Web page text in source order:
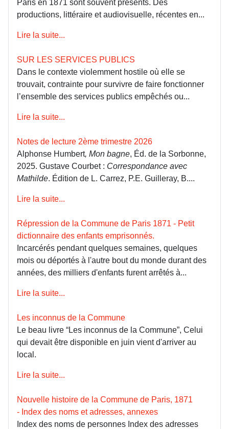
Paris en 1871 sont souvent présents. Des
productions, littéraire et audiovisuelle, récentes en...
Lire la suite...
SUR LES SERVICES PUBLICS
Dans le contexte violemment hostile où elle se
trouvait, contrainte pour survivre de faire fonctionner
l’ensemble des services publics empêchés ou...
Lire la suite...
Notes de lecture 2ème trimestre 2026
Alphonse Humbert, Mon bagne, Éd. de la Sorbonne,
2025. Gustave Courbet : Correspondance avec
Mathilde. Édition de L. Carrez, P.E. Guilleray, B....
Lire la suite...
Répression de la Commune de Paris 1871 - Petit
dictionnaire des enfants emprisonnés.
Incarcérés pendant quelques semaines, quelques
mois ou déportés à l'autre bout du monde durant des
années, des milliers d'enfants furent arrêtés à...
Lire la suite...
Les inconnus de la Commune
Le beau livre “Les inconnus de la Commune”, Celui
qui devait être disponible en juin vient d'arriver au
local.
Lire la suite...
Nouvelle histoire de la Commune de Paris, 1871
- Index des noms et adresses, annexes
Index des noms de personnes Index des adresses